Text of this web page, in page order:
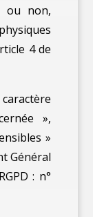
ou non,
4 de
»,
»
Général
: n°